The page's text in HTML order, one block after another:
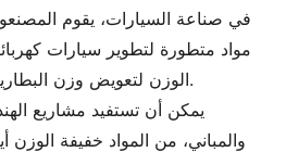
في صناعة السيارات، يقوم
مواد متطورة لتطوير سيارات
الوزن لتعويض وزن البطارية، مما يعزز المدى والأداء.
يمكن أن تستفيد مشاريع
والمباني، من المواد خفيفة